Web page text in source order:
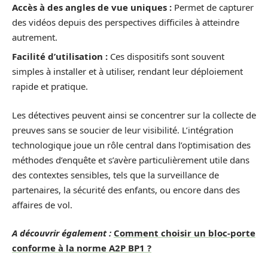
Accès à des angles de vue uniques : Permet de capturer
des vidéos depuis des perspectives difficiles à atteindre
autrement.
Facilité d’utilisation : Ces dispositifs sont souvent
simples à installer et à utiliser, rendant leur déploiement
rapide et pratique.
Les détectives peuvent ainsi se concentrer sur la collecte de
preuves sans se soucier de leur visibilité. L’intégration
technologique joue un rôle central dans l’optimisation des
méthodes d’enquête et s’avère particulièrement utile dans
des contextes sensibles, tels que la surveillance de
partenaires, la sécurité des enfants, ou encore dans des
affaires de vol.
A découvrir également : Comment choisir un bloc-porte
conforme à la norme A2P BP1 ?